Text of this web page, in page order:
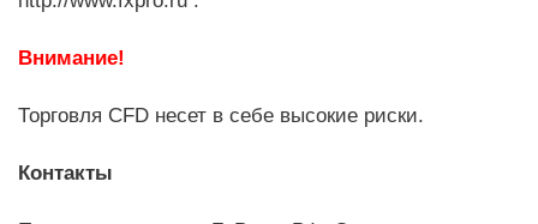
Внимание!
Торговля CFD несет в себе высокие риски.
Контакты